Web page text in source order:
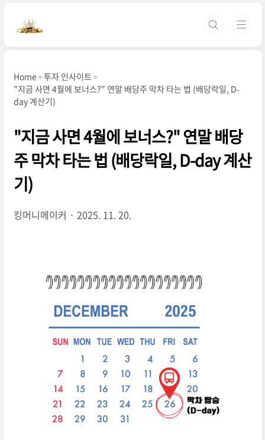
Home
투자 인사이트
"지금 사면 4월에 보너스?" 연말 배당주 막차 타는 법 (배당락일, D-
day 계산기)
"지금 사면 4월에 보너스?" 연말 배당
주 막차 타는 법 (배당락일, D-day 계산
기)
킹머니메이커 2025. 11. 20.